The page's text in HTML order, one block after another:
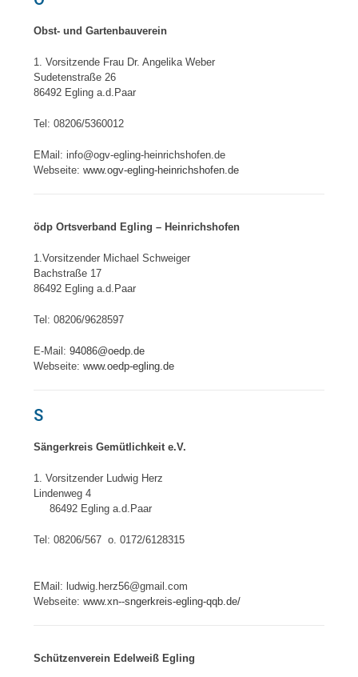
Obst- und Gartenbauverein
1. Vorsitzende Frau Dr. Angelika Weber
Sudetenstraße 26
86492 Egling a.d.Paar
Tel: 08206/5360012
EMail: info@ogv-egling-heinrichshofen.de
Webseite:www.ogv-egling-heinrichshofen.de
ödp Ortsverband Egling – Heinrichshofen
1.Vorsitzender Michael Schweiger
Bachstraße 17
86492 Egling a.d.Paar
Tel: 08206/9628597
E-Mail:94086@oedp.de
Webseite:www.oedp-egling.de
S
Sängerkreis Gemütlichkeit e.V.
1. Vorsitzender Ludwig Herz
Lindenweg 4
86492 Egling a.d.Paar
Tel: 08206/567 o. 0172/6128315
EMail: ludwig.herz56@gmail.com
Webseite:www.xn--sngerkreis-egling-qqb.de/
Schützenverein Edelweiß Egling